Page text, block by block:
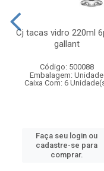
Cj tacas vidro 220ml
gallant
Código: 500088
Embalagem: Unidade
Caixa Com: 6
Faça seu login ou
cadastre-se para
comprar.